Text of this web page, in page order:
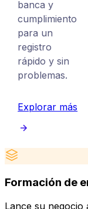
banca y
cumplimiento
para un
registro
rápido y sin
problemas.
Explorar más
Formación de
Lance su negocio